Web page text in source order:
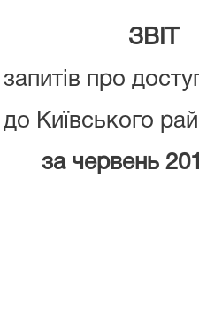
ЗВІТ
про
до Київського
за червень